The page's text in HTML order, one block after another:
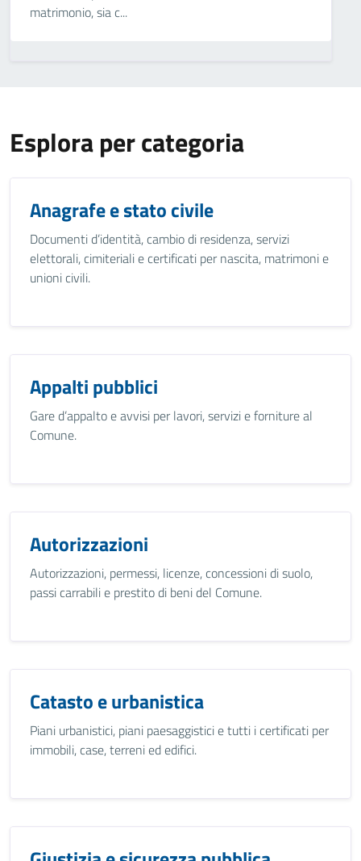
matrimonio, sia c...
Esplora per categoria
Anagrafe e stato civile
Documenti d’identità, cambio di residenza, servizi
elettorali, cimiteriali e certificati per nascita, matrimoni e
unioni civili.
Appalti pubblici
Gare d’appalto e avvisi per lavori, servizi e forniture al
Comune.
Autorizzazioni
Autorizzazioni, permessi, licenze, concessioni di suolo,
passi carrabili e prestito di beni del Comune.
Catasto e urbanistica
Piani urbanistici, piani paesaggistici e tutti i certificati per
immobili, case, terreni ed edifici.